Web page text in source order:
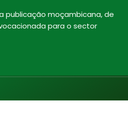
publicação moçambicana, de
para o sector